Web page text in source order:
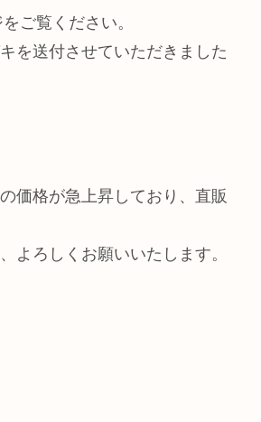
ご覧ください。
を送付させていただきました
価格が急上昇しており、直販
よろしくお願いいたします。